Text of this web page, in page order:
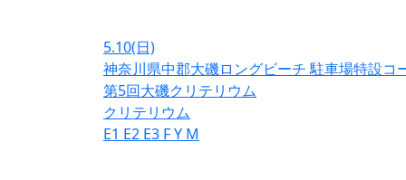
5.10(日)
神奈川県中郡大磯ロングビーチ 駐車場特設コ
第5回大磯クリテリウム
クリテリウム
E1 E2 E3 FY M